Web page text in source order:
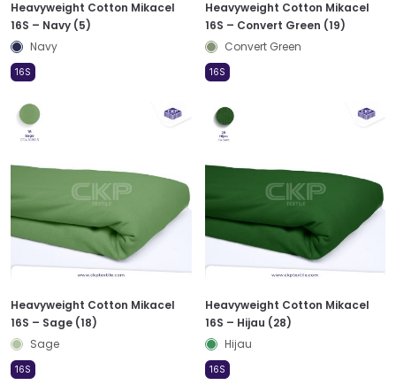
Heavyweight Cotton Mikacel
16S – Navy (5)
Navy
16S
Heavyweight Cotton Mikacel
16S – Convert Green (19)
Convert Green
16S
Heavyweight Cotton Mikacel
16S – Sage (18)
Sage
16S
Heavyweight Cotton Mikacel
16S – Hijau (28)
Hijau
16S